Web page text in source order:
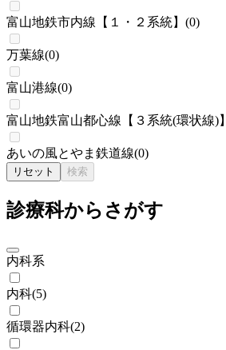
富山地鉄市内線【１・２系統】 (0)
万葉線(0)
富山港線(0)
富山地鉄富山都心線【３系統(環状線)】
あいの風とやま鉄道線(0)
リセット 検索
診療科からさがす
内科系
内科(5)
循環器内科(2)